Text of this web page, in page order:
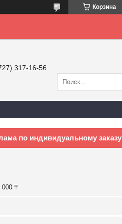
Корзина
317-16-56
по индивидуальному заказу
₸